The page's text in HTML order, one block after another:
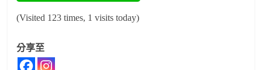
(Visited 123 times, 1 visits today)
分享至